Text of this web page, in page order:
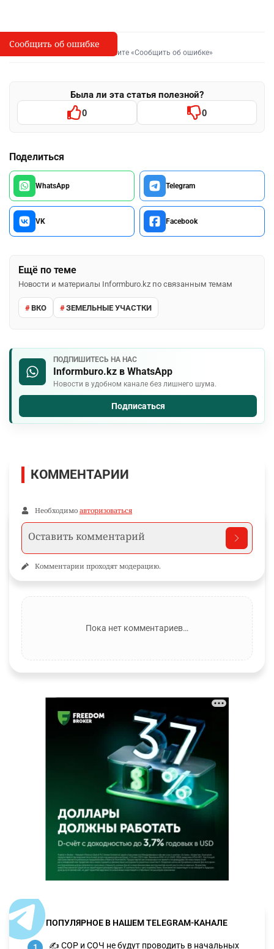
I
Сообщить об опечатке
Выделите фрагмент и нажмите «Сообщить об ошибке»
Была ли эта статья полезной?
0 0
Поделиться
WhatsApp Telegram
VK Facebook
Ещё по теме
Новости и материалы Informburo.kz по связанным темам
ВКО ЗЕМЕЛЬНЫЕ УЧАСТКИ
ПОДПИШИТЕСЬ НА НАС
Informburo.kz в WhatsApp
Новости в удобном канале без лишнего шума.
Подписаться
Сообщить об ошибке
КОММЕНТАРИИ
Необходимо авторизоваться
Комментарии проходят модерацию.
Пока нет комментариев…
ПОПУЛЯРНОЕ В НАШЕМ TELEGRAM-КАНАЛЕ
✍️ СОР и СОЧ не будут проводить в начальных